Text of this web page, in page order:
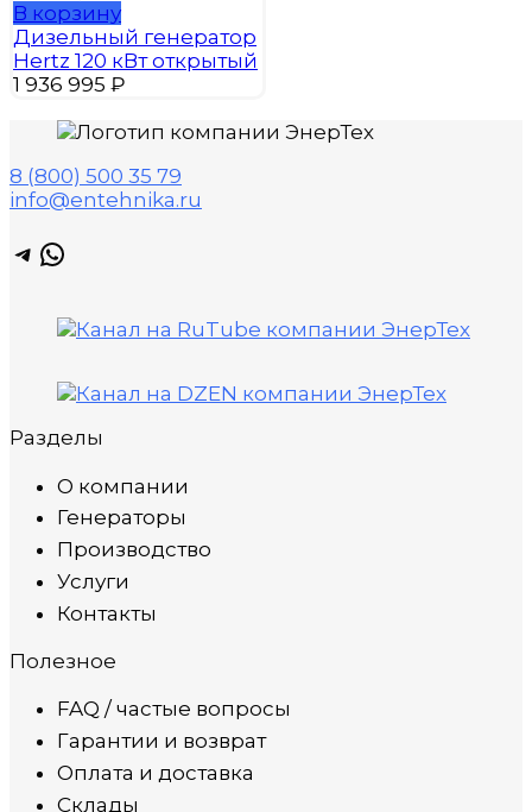
В корзину
Дизельный генератор
Hertz 120 кВт открытый
1 936 995 ₽
8 (800) 500 35 79
info@entehnika.ru
Telegram
WhatsApp
Разделы
О компании
Генераторы
Производство
Услуги
Контакты
Полезное
FAQ / частые вопросы
Гарантии и возврат
Оплата и доставка
Склады